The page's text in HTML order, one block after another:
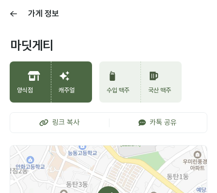
가게 정보
마딧게티
양식점 캐주얼 수입 맥주 국산 맥주
링크 복사 카톡 공유